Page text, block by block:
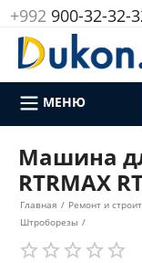
+992900-32-32-
МЕНЮ
Машина
RTRMAX
Главная / Ремонт и
Штроборезы /